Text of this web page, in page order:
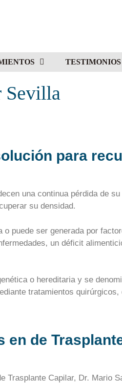
TESTIMONIOS
Sevilla
para
una continua pérdida de
su densidad.
puede ser generada por
un déficit
o hereditaria y se
tratamientos
en de
Trasplante Capilar, Dr. Mario